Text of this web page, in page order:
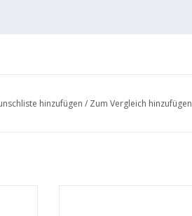
hinzufügen / Zum Vergleich hinzufügen